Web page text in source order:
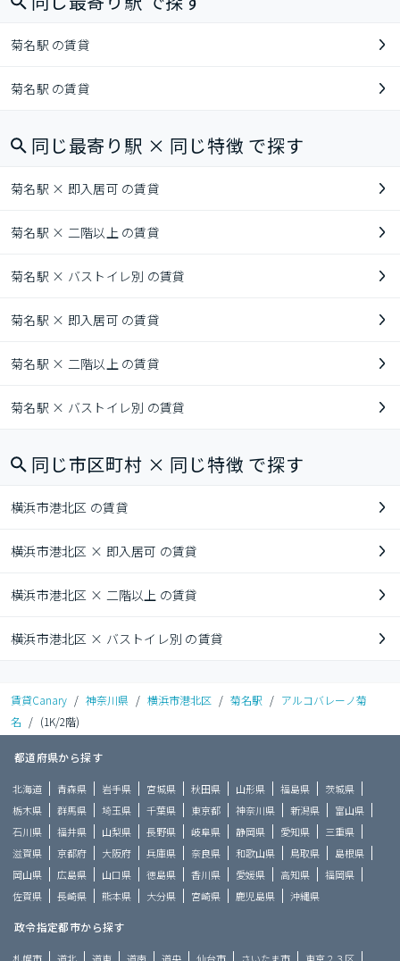
菊名駅 の賃貸
菊名駅 の賃貸
同じ最寄り駅 × 同じ特徴 で探す
菊名駅 × 即入居可 の賃貸
菊名駅 × 二階以上 の賃貸
菊名駅 × バストイレ別 の賃貸
菊名駅 × 即入居可 の賃貸
菊名駅 × 二階以上 の賃貸
菊名駅 × バストイレ別 の賃貸
同じ市区町村 × 同じ特徴 で探す
横浜市港北区 の賃貸
横浜市港北区 × 即入居可 の賃貸
横浜市港北区 × 二階以上 の賃貸
横浜市港北区 × バストイレ別 の賃貸
賃貸Canary / 神奈川県 / 横浜市港北区 / 菊名駅 / アルコバレーノ菊
名 / (1K/2階)
都道府県から探す
北海道 青森県 岩手県 宮城県 秋田県 山形県 福島県
茨城県
栃木県
群馬県 埼玉県 千葉県 東京都 神奈川県 新潟県
富山県
石川県
福井県 山梨県 長野県 岐阜県 静岡県 愛知県
三重県
滋賀県
京都府 大阪府 兵庫県 奈良県 和歌山県 鳥取県
島根県
岡山県
広島県 山口県 徳島県 香川県 愛媛県 高知県
福岡県
佐賀県
長崎県 熊本県 大分県 宮崎県 鹿児島県 沖縄県
政令指定都市から探す